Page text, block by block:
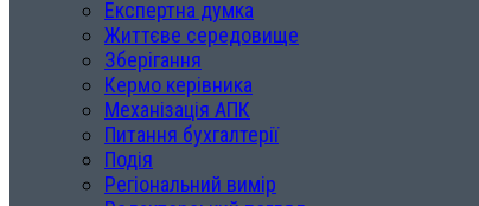
Експертна думка
Життєве середовище
Зберігання
Кермо керівника
Механізація АПК
Питання бухгалтерії
Подія
Регіональний вимір